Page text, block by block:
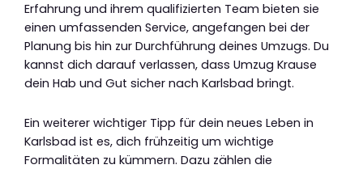
Erfahrung und ihrem qualifizierten Team bieten sie
einen umfassenden Service, angefangen bei der
Planung bis hin zur Durchführung deines Umzugs. Du
kannst dich darauf verlassen, dass Umzug Krause
dein Hab und Gut sicher nach Karlsbad bringt.
Ein weiterer wichtiger Tipp für dein neues Leben in
Karlsbad ist es, dich frühzeitig um wichtige
Formalitäten zu kümmern. Dazu zählen die